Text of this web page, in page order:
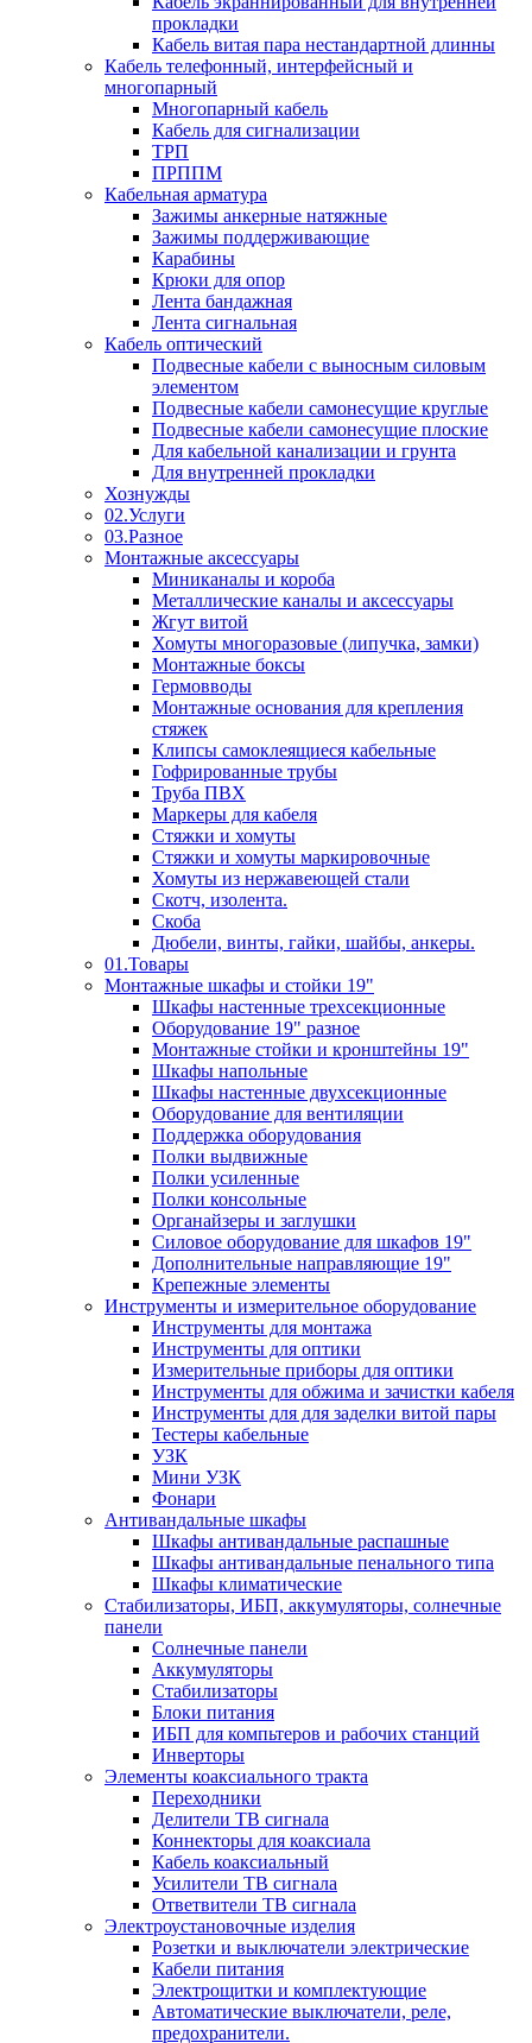
прокладки
Кабель витая пара нестандартной длинны
Кабель телефонный, интерфейсный и
многопарный
Многопарный кабель
Кабель для сигнализации
ТРП
ПРППМ
Кабельная арматура
Зажимы анкерные натяжные
Зажимы поддерживающие
Карабины
Крюки для опор
Лента бандажная
Лента сигнальная
Кабель оптический
Подвесные кабели с выносным силовым
элементом
Подвесные кабели самонесущие круглые
Подвесные кабели самонесущие плоские
Для кабельной канализации и грунта
Для внутренней прокладки
Хознужды
02.Услуги
03.Разное
Монтажные аксессуары
Миниканалы и короба
Металлические каналы и аксессуары
Жгут витой
Хомуты многоразовые (липучка, замки)
Монтажные боксы
Гермовводы
Монтажные основания для крепления
стяжек
Клипсы самоклеящиеся кабельные
Гофрированные трубы
Труба ПВХ
Маркеры для кабеля
Стяжки и хомуты
Стяжки и хомуты маркировочные
Хомуты из нержавеющей стали
Скотч, изолента.
Скоба
Дюбели, винты, гайки, шайбы, анкеры.
01.Товары
Монтажные шкафы и стойки 19"
Шкафы настенные трехсекционные
Оборудование 19" разное
Монтажные стойки и кронштейны 19"
Шкафы напольные
Шкафы настенные двухсекционные
Оборудование для вентиляции
Поддержка оборудования
Полки выдвижные
Полки усиленные
Полки консольные
Органайзеры и заглушки
Силовое оборудование для шкафов 19"
Дополнительные направляющие 19"
Крепежные элементы
Инструменты и измерительное оборудование
Инструменты для монтажа
Инструменты для оптики
Измерительные приборы для оптики
Инструменты для обжима и зачистки кабеля
Инструменты для для заделки витой пары
Тестеры кабельные
УЗК
Мини УЗК
Фонари
Антивандальные шкафы
Шкафы антивандальные распашные
Шкафы антивандальные пенального типа
Шкафы климатические
Стабилизаторы, ИБП, аккумуляторы, солнечные
панели
Солнечные панели
Аккумуляторы
Стабилизаторы
Блоки питания
ИБП для компьтеров и рабочих станций
Инверторы
Элементы коаксиального тракта
Переходники
Делители ТВ сигнала
Коннекторы для коаксиала
Кабель коаксиальный
Усилители ТВ сигнала
Ответвители ТВ сигнала
Электроустановочные изделия
Розетки и выключатели электрические
Кабели питания
Электрощитки и комплектующие
Автоматические выключатели, реле,
предохранители.